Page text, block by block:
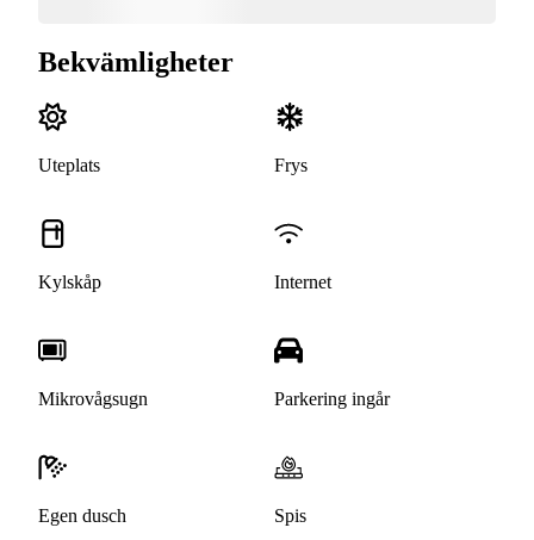
Bekvämligheter
Uteplats Frys
Kylskåp Internet
Mikrovågsugn Parkering ingår
Egen dusch Spis